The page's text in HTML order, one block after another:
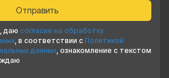
даю согласие на обработку
, в соответствии с Политикой
данных, ознакомление с текстом